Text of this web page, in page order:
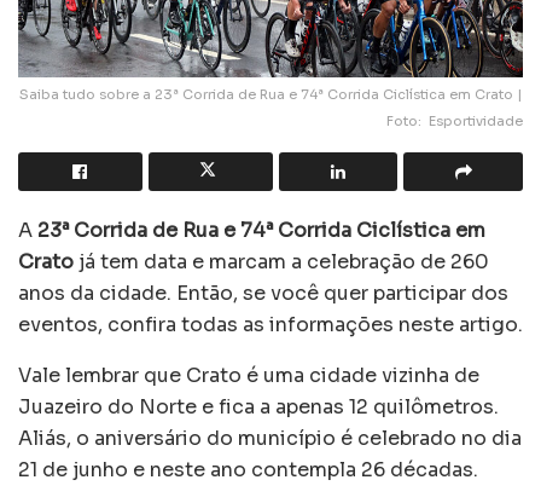
Saiba tudo sobre a 23ª Corrida de Rua e 74ª Corrida Ciclística em Crato |
Foto: Esportividade
A 23ª Corrida de Rua e 74ª Corrida Ciclística em
Crato já tem data e marcam a celebração de 260
anos da cidade. Então, se você quer participar dos
eventos, confira todas as informações neste artigo.
Vale lembrar que Crato é uma cidade vizinha de
Juazeiro do Norte e fica a apenas 12 quilômetros.
Aliás, o aniversário do município é celebrado no dia
21 de junho e neste ano contempla 26 décadas.